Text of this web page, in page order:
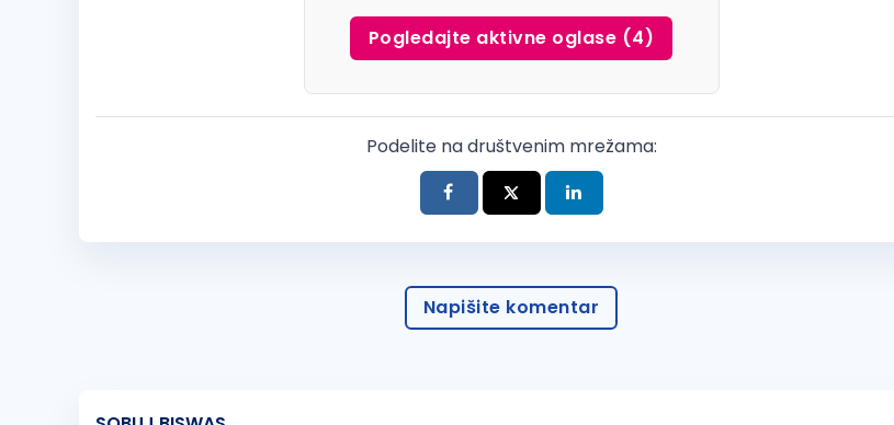
Pogledajte aktivne oglase (4)
Podelite na društvenim mrežama:
Napišite komentar